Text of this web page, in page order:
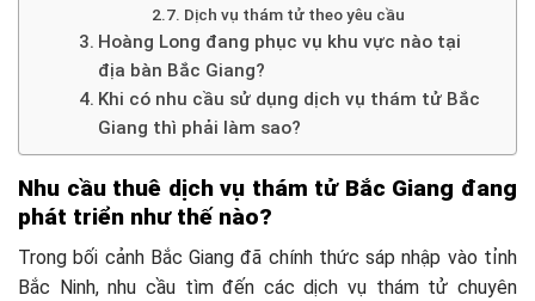
Dịch vụ thám tử theo yêu cầu
Hoàng Long đang phục vụ khu vực nào tại
địa bàn Bắc Giang?
Khi có nhu cầu sử dụng dịch vụ thám tử Bắc
Giang thì phải làm sao?
Nhu cầu thuê dịch vụ thám tử Bắc Giang đang
phát triển như thế nào?
Trong bối cảnh Bắc Giang đã chính thức sáp nhập vào tỉnh
Bắc Ninh, nhu cầu tìm đến các dịch vụ thám tử chuyên